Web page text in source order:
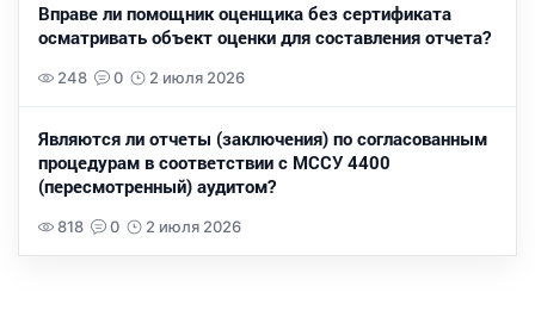
Вправе ли помощник оценщика без сертификата
осматривать объект оценки для составления отчета?
248 0 2 июля 2026
Являются ли отчеты (заключения) по согласованным
процедурам в соответствии с МССУ 4400
(пересмотренный) аудитом?
818 0 2 июля 2026